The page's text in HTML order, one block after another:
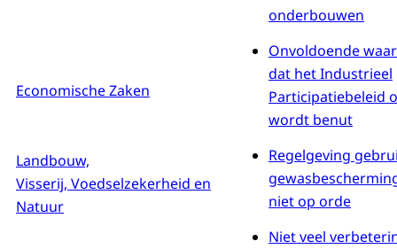
onderbouwen
Economische Zaken
Onvoldoende
dat het Industrieel
Participatiebeleid
wordt benut
Landbouw,
Visserij, Voedselzekerheid en
Natuur
Regelgeving
niet op orde
Niet veel